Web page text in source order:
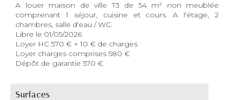
A louer maison de ville T3 de 54 m² non meublée
comprenant 1 séjour, cuisine et cours. A l'étage, 2
chambres, salle d'eau / WC.
Libre le 01/05/2026
Loyer HC 570 € + 10 € de charges
Loyer charges comprises 580 €
Dépôt de garantie 570 €
Surfaces